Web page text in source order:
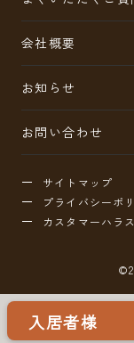
入居者様
会社概要
お知らせ
お問い合わせ
サイトマップ
プライバシーポ
カスタマーハラ